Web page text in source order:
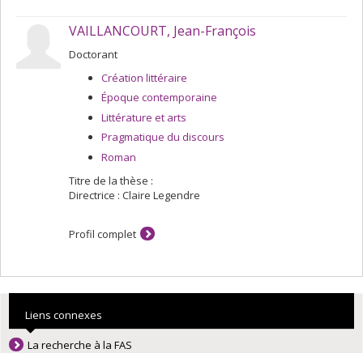
VAILLANCOURT, Jean-François
Doctorant
Création littéraire
Époque contemporaine
Littérature et arts
Pragmatique du discours
Roman
Titre de la thèse :
Directrice : Claire Legendre
Profil complet
Liens connexes
La recherche à la FAS